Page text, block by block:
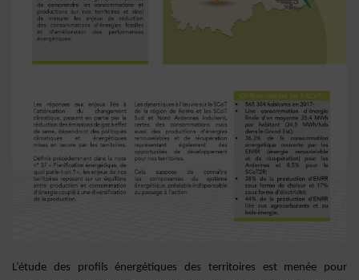
L’étude des profils énergétiques des territoires est menée pour